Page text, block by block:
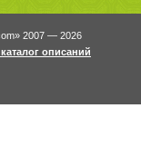
2007 — 2026
описаний